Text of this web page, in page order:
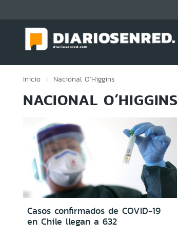
Inicio Nacional O´Higgins
NACIONAL O´HIGGINS
Casos confirmados de COVID-19
en Chile llegan a 632